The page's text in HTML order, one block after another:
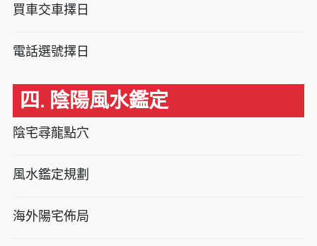
買車交車擇日
電話選號擇日
四. 陰陽風水鑑定
陰宅尋龍點穴
風水鑑定規劃
海外陽宅佈局